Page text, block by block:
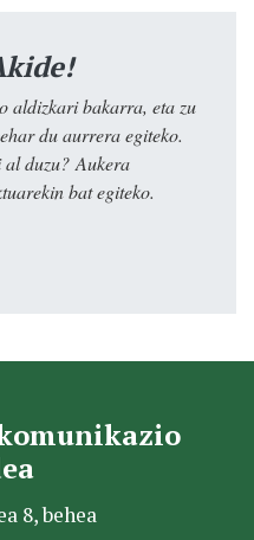
aldizkari bakarra, eta zu
du aurrera egiteko.
duzu? Aukera
bat egiteko.
8, behea